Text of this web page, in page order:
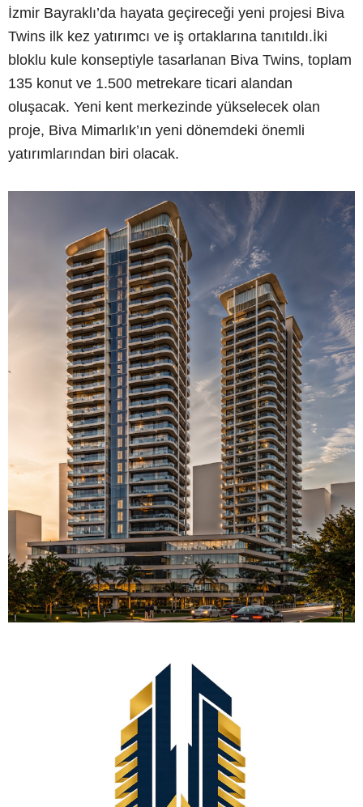
İzmir Bayraklı’da hayata geçireceği yeni projesi Biva
Twins ilk kez yatırımcı ve iş ortaklarına tanıtıldı.İki
bloklu kule konseptiyle tasarlanan Biva Twins, toplam
135 konut ve 1.500 metrekare ticari alandan
oluşacak. Yeni kent merkezinde yükselecek olan
proje, Biva Mimarlık’ın yeni dönemdeki önemli
yatırımlarından biri olacak.